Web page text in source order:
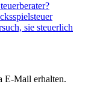
sie steuerlich
E-Mail erhalten.